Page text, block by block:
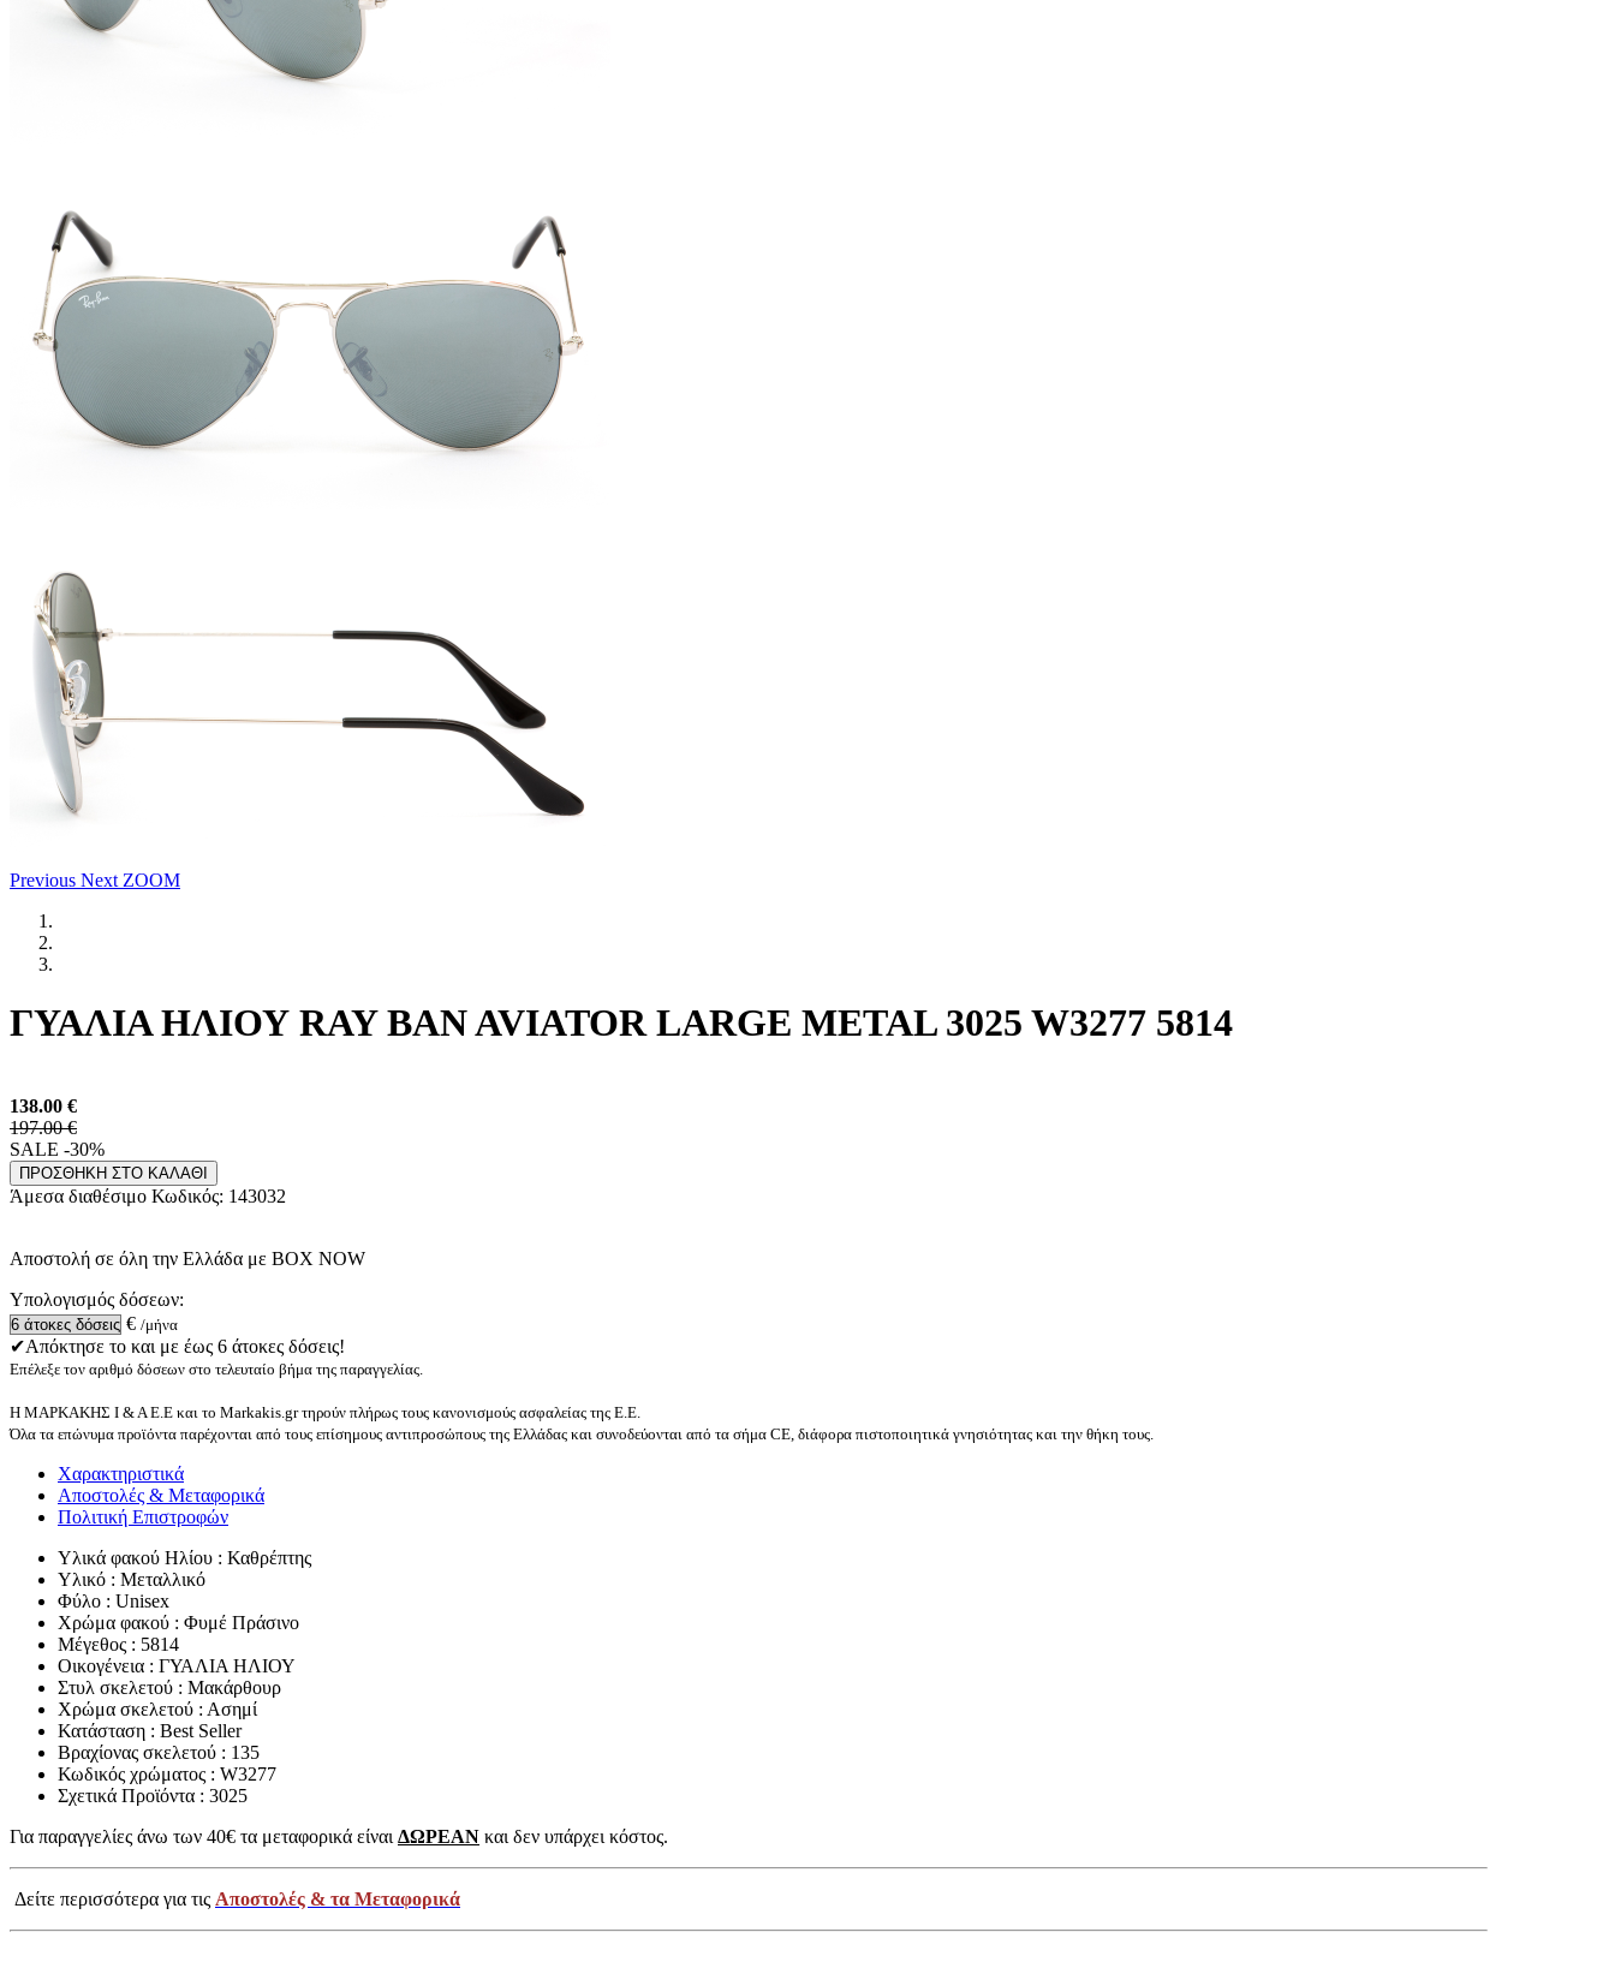
Previous Next ZOOM
ΓΥΑΛΙΑ ΗΛΙΟΥ RAY BAN AVIATOR LARGE METAL 3025 W3277 5814
138.00 €
197.00 €
SALE -30%
ΠΡΟΣΘΗΚΗ ΣΤΟ ΚΑΛΑΘΙ
Άμεσα διαθέσιμο Κωδικός: 143032
Αποστολή σε όλη την Ελλάδα με BOX NOW
Υπολογισμός δόσεων:
€ /μήνα
✔Απόκτησε το και με έως 6 άτοκες δόσεις!
Επέλεξε τον αριθμό δόσεων στο τελευταίο βήμα της παραγγελίας.
Η ΜΑΡΚΑΚΗΣ Ι & Α Ε.Ε και το Markakis.gr τηρούν πλήρως τους κανονισμούς ασφαλείας της Ε.Ε.
Όλα τα επώνυμα προϊόντα παρέχονται από τους επίσημους αντιπροσώπους της Ελλάδας και συνοδεύονται από τα σήμα CE, διάφορα πιστοποιητικά γνησιότητας και την θήκη τους.
Χαρακτηριστικά
Αποστολές & Μεταφορικά
Πολιτική Επιστροφών
Υλικά φακού Ηλίου : Καθρέπτης
Υλικό : Μεταλλικό
Φύλο : Unisex
Χρώμα φακού : Φυμέ Πράσινο
Μέγεθος : 5814
Οικογένεια : ΓΥΑΛΙΑ ΗΛΙΟΥ
Στυλ σκελετού : Μακάρθουρ
Χρώμα σκελετού : Ασημί
Κατάσταση : Best Seller
Βραχίονας σκελετού : 135
Κωδικός χρώματος : W3277
Σχετικά Προϊόντα : 3025
Για παραγγελίες άνω των 40€ τα μεταφορικά είναι ΔΩΡΕΑΝ και δεν υπάρχει κόστος.
Δείτε περισσότερα για τις Αποστολές & τα Μεταφορικά